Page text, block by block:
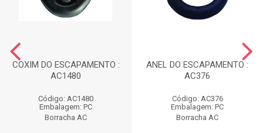
COXIM DO ESCAPAMENTO :
AC1480
Código: AC1480
Embalagem: PC
Borracha AC
ANEL DO ESCAPAMENTO :
AC376
Código: AC376
Embalagem: PC
Borracha AC